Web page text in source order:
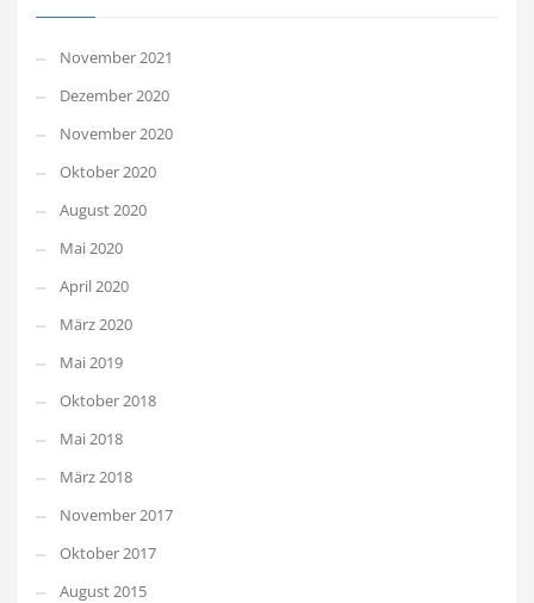
November 2021
Dezember 2020
November 2020
Oktober 2020
August 2020
Mai 2020
April 2020
März 2020
Mai 2019
Oktober 2018
Mai 2018
März 2018
November 2017
Oktober 2017
August 2015